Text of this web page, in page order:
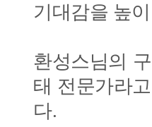
기대감을 높
환성스님의
태 전문가라
다.